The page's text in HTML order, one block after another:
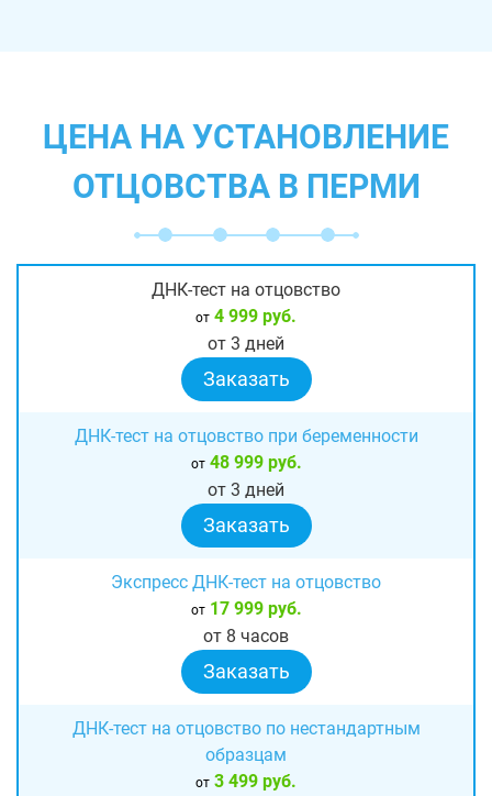
ЦЕНА НА УСТАНОВЛЕНИЕ
ОТЦОВСТВА В ПЕРМИ
ДНК-тест на отцовство
от 4 999 руб.
от 3 дней
Заказать
ДНК-тест на отцовство при беременности
от48 999 руб.
от 3 дней
Заказать
Экспресс ДНК-тест на отцовство
от17 999 руб.
от 8 часов
Заказать
ДНК-тест на отцовство по нестандартным
образцам
от 3 499 руб.